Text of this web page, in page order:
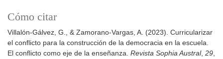
Cómo citar
Villalón-Gálvez, G., & Zamorano-Vargas, A. (2023). Curricularizar
el conflicto para la construcción de la democracia en la escuela.
El conflicto como eje de la enseñanza. Revista Sophia Austral, 29,